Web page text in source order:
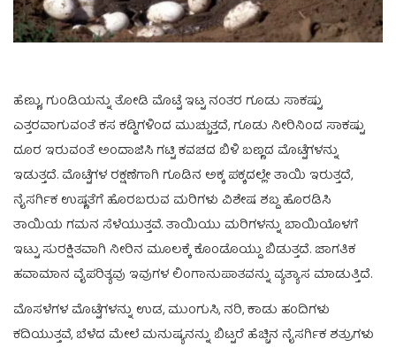
ಹೆಣ್ಣು, ಗುಂಡಿಯನ್ನು ತೋಡಿ ಮೊಟ್ಟೆ ಇಟ್ಟ ನಂತರ ಗೂಡು ಸಾಕಷ್ಟು
ಎತ್ತರವಾಗುವಂತೆ ಕಸ ಕಡ್ಡಿಗಳಿಂದ ಮುಚ್ಚುತ್ತದೆ, ಗೂಡು ನೀರಿನಿಂದ ಸಾಕಷ್ಟು
ದೂರ ಇರುವಂತೆ ಅಂದಾಜಿಸಿ ಗಟ್ಟಿ ಕವಚದ ಬಿಳಿ ಬಣ್ಣದ ಮೊಟ್ಟೆಗಳನ್ನು
ಇಡುತ್ತದೆ. ಮೊಟ್ಟೆಗಳ ರಕ್ಷಣೆಗಾಗಿ ಗೂಡಿನ ಅಕ್ಕ ಪಕ್ಕದಲ್ಲೇ ತಾಯಿ ಇರುತ್ತದೆ,
ನೈಸರ್ಗಿಕ ಉಷ್ಣತೆಗೆ ಹೊರಬರುವ ಮರಿಗಳು ವಿಶೇಷ ಶಬ್ದ ಹೊರಡಿಸಿ
ತಾಯಿಯ ಗಮನ ಸೆಳೆಯುತ್ತವೆ. ತಾಯಿಯು ಮರಿಗಳನ್ನು ಬಾಯಿಯೊಳಗೆ
ಇಟ್ಟು ಸುರಕ್ಷಿತವಾಗಿ ನೀರಿನ ಮೂಲಕ್ಕೆ ಕೊಂಡೊಯ್ದು ಬಿಡುತ್ತದೆ. ಜಾಗತಿಕ
ಹವಾಮಾನ ವೈಪರಿತ್ಯವು ಇವುಗಳ ಲಿಂಗಾನುಪಾತವನ್ನು ವ್ಯತ್ಯಾಸ ಮಾಡುತ್ತಿದೆ.
ಮೊಸಳೆಗಳ ಮೊಟ್ಟೆಗಳನ್ನು ಉಡ, ಮುಂಗುಸಿ, ನರಿ, ಕಾಡು ಹಂದಿಗಳು
ಕದಿಯುತ್ತವೆ, ಬೆಳೆದ ಮೇಲೆ ಮನುಷ್ಯನನ್ನು ಬಿಟ್ಟರೆ ಹೆಚ್ಚಿನ ನೈಸರ್ಗಿಕ ಶತ್ರುಗಳು